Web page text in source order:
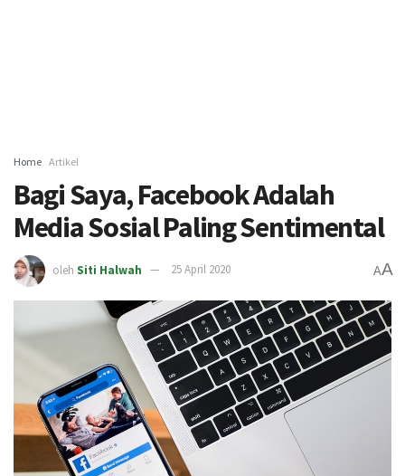
Home Artikel
Bagi Saya, Facebook Adalah
Media Sosial Paling Sentimental
oleh Siti Halwah 25 April 2020 AA